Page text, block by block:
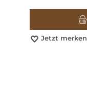
Jetzt merken